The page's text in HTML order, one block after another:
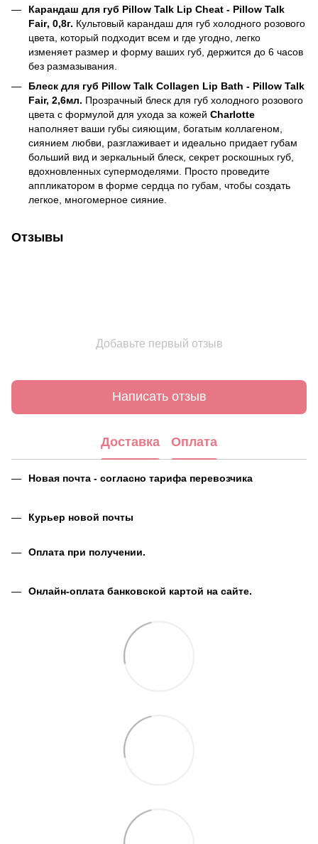
Карандаш для губ Pillow Talk Lip Cheat - Pillow Talk
Fair, 0,8г. Культовый карандаш для губ холодного розового
цвета, который подходит всем и где угодно, легко
изменяет размер и форму ваших губ, держится до 6 часов
без размазывания.
Блеск для губ Pillow Talk Collagen Lip Bath - Pillow Talk
Fair, 2,6мл. Прозрачный блеск для губ холодного розового
цвета с формулой для ухода за кожей Charlotte
наполняет ваши губы сияющим, богатым коллагеном,
сиянием любви, разглаживает и идеально придает губам
больший вид и зеркальный блеск, секрет роскошных губ,
вдохновленных супермоделями.
Просто проведите
аппликатором в форме сердца по губам, чтобы создать
легкое, многомерное сияние.
Отзывы
Добавьте первый отзыв
Написать отзыв
Доставка Оплата
Новая почта - согласно тарифа перевозчика
Курьер новой почты
Оплата при получении.
Онлайн-оплата банковской картой на сайте.